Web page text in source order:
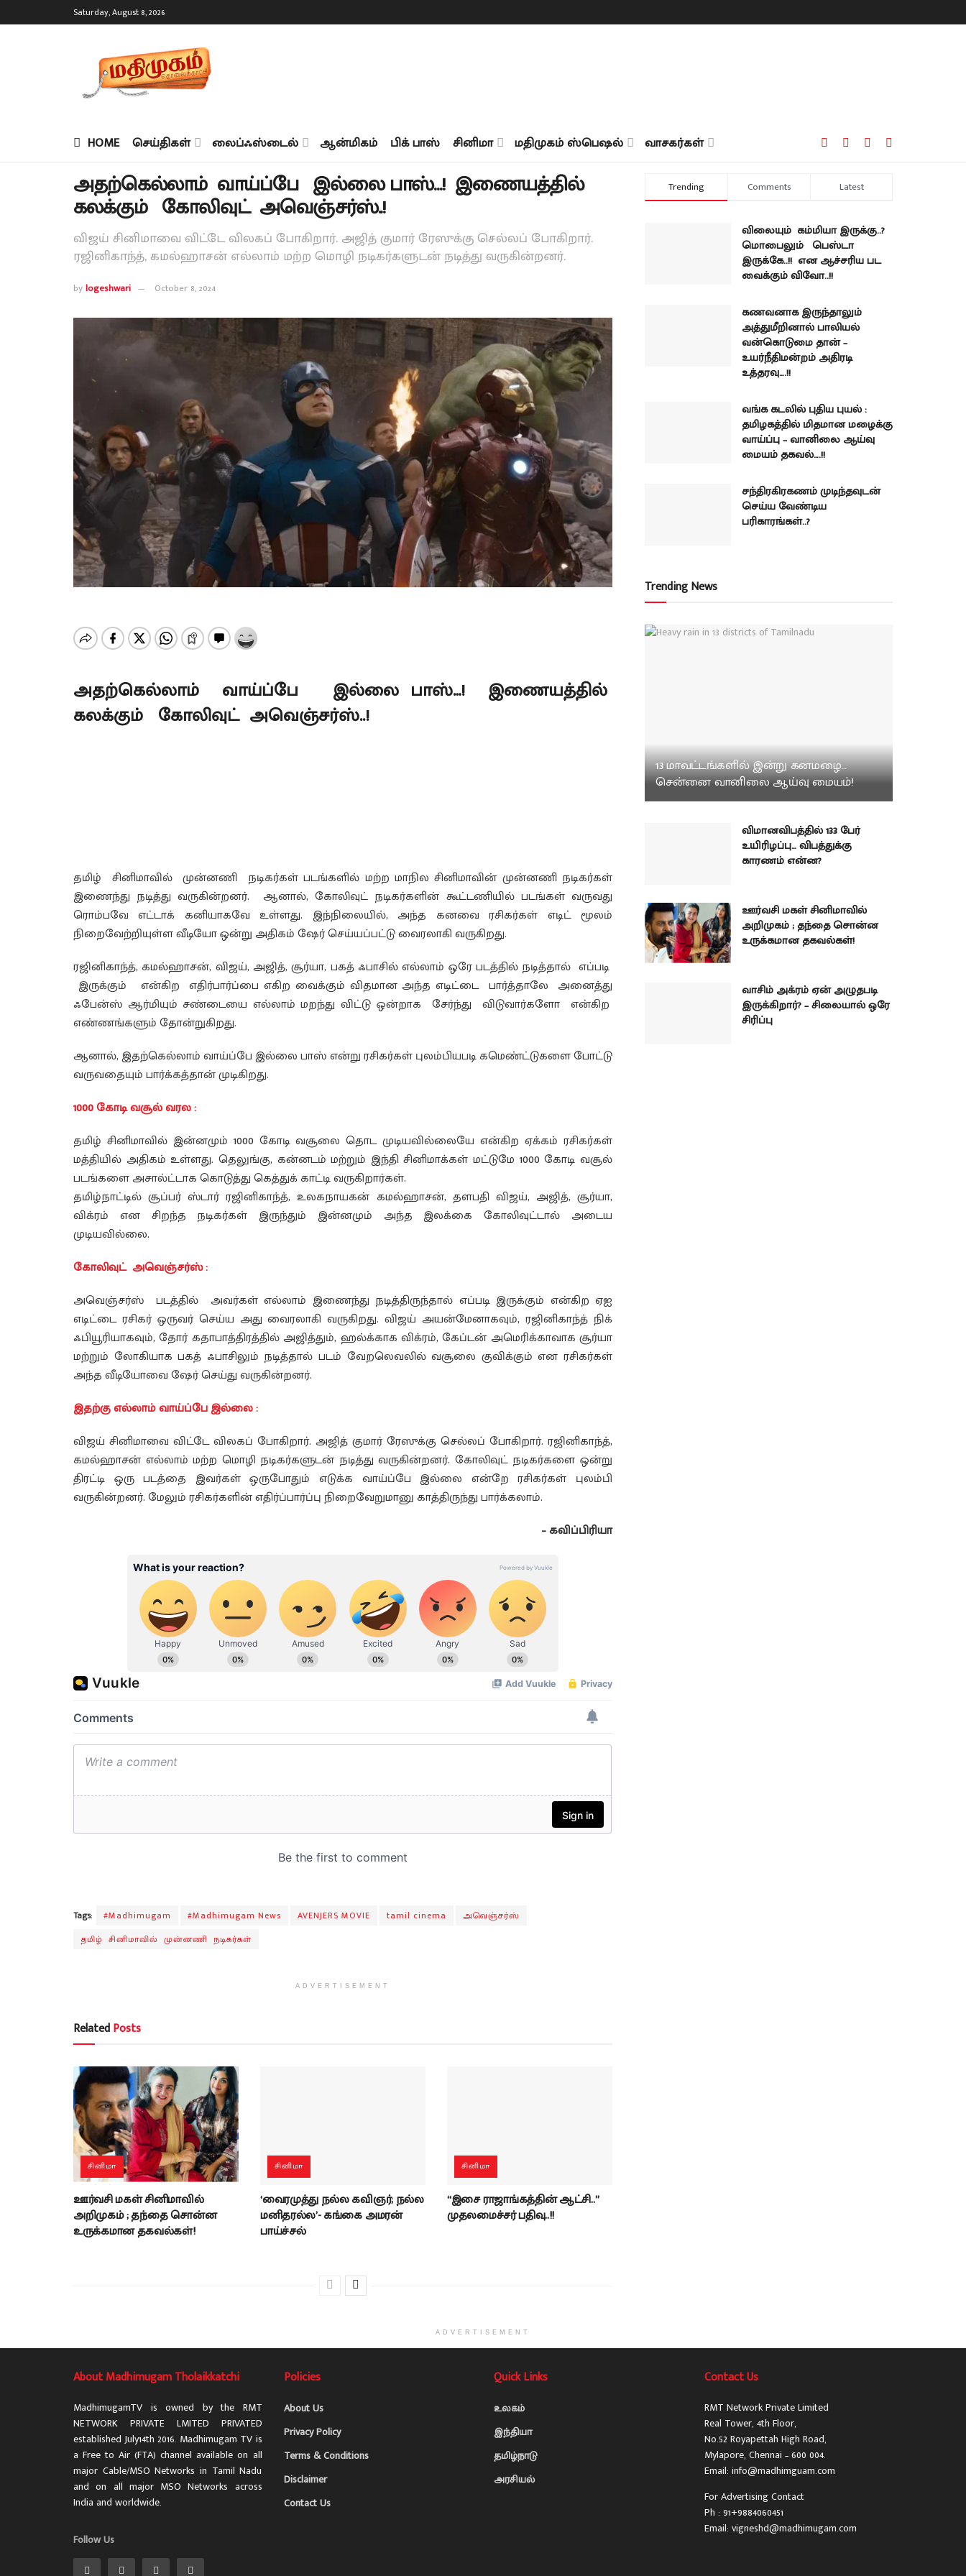
Saturday, August 8, 2026
HOME செய்திகள் லைப்ஃஸ்டைல் ஆன்மிகம் பிக் பாஸ் சினிமா மதிமுகம் ஸ்பெஷல் வாசகர்கள்
அதற்கெல்லாம் வாய்ப்பே இல்லை பாஸ்…! இணையத்தில்
கலக்கும் கோலிவுட் அவெஞ்சர்ஸ்..!
விஜய் சினிமாவை விட்டே விலகப் போகிறார். அஜித் குமார் ரேஸுக்கு செல்லப் போகிறார்.
ரஜினிகாந்த், கமல்ஹாசன் எல்லாம் மற்ற மொழி நடிகர்களுடன் நடித்து வருகின்றனர்.
bylogeshwari October 8, 2024
அதற்கெல்லாம் வாய்ப்பே இல்லை பாஸ்…! இணையத்தில்
கலக்கும் கோலிவுட் அவெஞ்சர்ஸ்..!
தமிழ் சினிமாவில் முன்னணி நடிகர்கள் படங்களில் மற்ற மாநில சினிமாவின் முன்னணி நடிகர்கள்
இணைந்து நடித்து வருகின்றனர். ஆனால், கோலிவுட் நடிகர்களின் கூட்டணியில் படங்கள் வருவது
ரொம்பவே எட்டாக் கனியாகவே உள்ளது. இந்நிலையில், அந்த கனவை ரசிகர்கள் எடிட் மூலம்
நிறைவேற்றியுள்ள வீடியோ ஒன்று அதிகம் ஷேர் செய்யப்பட்டு வைரலாகி வருகிறது.
ரஜினிகாந்த், கமல்ஹாசன், விஜய், அஜித், சூர்யா, பகத் ஃபாசில் எல்லாம் ஒரே படத்தில் நடித்தால் எப்படி
இருக்கும் என்கிற எதிர்பார்ப்பை எகிற வைக்கும் விதமான அந்த எடிட்டை பார்த்தாலே அனைத்து
ஃபேன்ஸ் ஆர்மியும் சண்டையை எல்லாம் மறந்து விட்டு ஒன்றாக சேர்ந்து விடுவார்களோ என்கிற
எண்ணங்களும் தோன்றுகிறது.
ஆனால், இதற்கெல்லாம் வாய்ப்பே இல்லை பாஸ் என்று ரசிகர்கள் புலம்பியபடி கமெண்ட்டுகளை போட்டு
வருவதையும் பார்க்கத்தான் முடிகிறது.
1000 கோடி வசூல் வரல :
தமிழ் சினிமாவில் இன்னமும் 1000 கோடி வசூலை தொட முடியவில்லையே என்கிற ஏக்கம் ரசிகர்கள்
மத்தியில் அதிகம் உள்ளது. தெலுங்கு, கன்னடம் மற்றும் இந்தி சினிமாக்கள் மட்டுமே 1000 கோடி வசூல்
படங்களை அசால்ட்டாக கொடுத்து கெத்துக் காட்டி வருகிறார்கள்.
தமிழ்நாட்டில் சூப்பர் ஸ்டார் ரஜினிகாந்த், உலகநாயகன் கமல்ஹாசன், தளபதி விஜய், அஜித், சூர்யா,
விக்ரம் என சிறந்த நடிகர்கள் இருந்தும் இன்னமும் அந்த இலக்கை கோலிவுட்டால் அடைய
முடியவில்லை.
கோலிவுட் அவெஞ்சர்ஸ் :
அவெஞ்சர்ஸ் படத்தில் அவர்கள் எல்லாம் இணைந்து நடித்திருந்தால் எப்படி இருக்கும் என்கிற ஏஐ
எடிட்டை ரசிகர் ஒருவர் செய்ய அது வைரலாகி வருகிறது. விஜய் அயன்மேனாகவும், ரஜினிகாந்த் நிக்
ஃபியூரியாகவும், தோர் கதாபாத்திரத்தில் அஜித்தும், ஹல்க்காக விக்ரம், கேப்டன் அமெரிக்காவாக சூர்யா
மற்றும் லோகியாக பகத் ஃபாசிலும் நடித்தால் படம் வேறலெவலில் வசூலை குவிக்கும் என ரசிகர்கள்
அந்த வீடியோவை ஷேர் செய்து வருகின்றனர்.
இதற்கு எல்லாம் வாய்ப்பே இல்லை :
விஜய் சினிமாவை விட்டே விலகப் போகிறார். அஜித் குமார் ரேஸுக்கு செல்லப் போகிறார். ரஜினிகாந்த்,
கமல்ஹாசன் எல்லாம் மற்ற மொழி நடிகர்களுடன் நடித்து வருகின்றனர். கோலிவுட் நடிகர்களை ஒன்று
திரட்டி ஒரு படத்தை இவர்கள் ஒருபோதும் எடுக்க வாய்ப்பே இல்லை என்றே ரசிகர்கள் புலம்பி
வருகின்றனர். மேலும் ரசிகர்களின் எதிர்ப்பார்ப்பு நிறைவேறுமானு காத்திருந்து பார்க்கலாம்.
– கவிப்பிரியா
Tags: #Madhimugam #Madhimugam News AVENJERS MOVIE tamil cinema
அவெஞ்சர்ஸ்
தமிழ் சினிமாவில் முன்னணி நடிகர்கள்
ADVERTISEMENT
RelatedPosts
சினிமா
ஊர்வசி மகள் சினிமாவில்
அறிமுகம் ; தந்தை சொன்ன
உருக்கமான தகவல்கள்!
சினிமா
‘வைரமுத்து நல்ல கவிஞர்; நல்ல
மனிதரல்ல’- கங்கை அமரன்
பாய்ச்சல்
சினிமா
“இசை ராஜாங்கத்தின் ஆட்சி..”
முதலமைச்சர் பதிவு..!!
Trending Comments Latest
விலையும் கம்மியா இருக்கு..?
மொபைலும் பெஸ்டா
இருக்கே..!! என ஆச்சரிய பட
வைக்கும் விவோ..!!
கணவனாக இருந்தாலும்
அத்துமீறினால் பாலியல்
வன்கொடுமை தான் –
உயர்நீதிமன்றம் அதிரடி
உத்தரவு….!!
வங்க கடலில் புதிய புயல் :
தமிழகத்தில் மிதமான மழைக்கு
வாய்ப்பு – வானிலை ஆய்வு
மையம் தகவல்….!!
சந்திரகிரகணம் முடிந்தவுடன்
செய்ய வேண்டிய
பரிகாரங்கள்..?
Trending News
13 மாவட்டங்களில் இன்று கனமழை…
சென்னை வானிலை ஆய்வு மையம்!
விமானவிபத்தில் 133 பேர்
உயிரிழப்பு… விபத்துக்கு
காரணம் என்ன?
ஊர்வசி மகள் சினிமாவில்
அறிமுகம் ; தந்தை சொன்ன
உருக்கமான தகவல்கள்!
வாசிம் அக்ரம் ஏன் அழுதபடி
இருக்கிறார்? – சிலையால் ஒரே
சிரிப்பு
ADVERTISEMENT
About Madhimugam Tholaikkatchi
MadhimugamTV is owned by the RMT
NETWORK PRIVATE LMITED PRIVATED
established July14th 2016. Madhimugam TV is
a Free to Air (FTA) channel available on all
major Cable/MSO Networks in Tamil Nadu
and on all major MSO Networks across
India and worldwide.
Follow Us
Policies
About Us
Privacy Policy
Terms & Conditions
Disclaimer
Contact Us
Quick Links
உலகம்
இந்தியா
தமிழ்நாடு
அரசியல்
Contact Us
RMT Network Private Limited
Real Tower, 4th Floor,
No.52 Royapettah High Road,
Mylapore, Chennai – 600 004.
Email: info@madhimguam.com
For Advertising Contact
Ph : 91+9884060451
Email: vigneshd@madhimugam.com